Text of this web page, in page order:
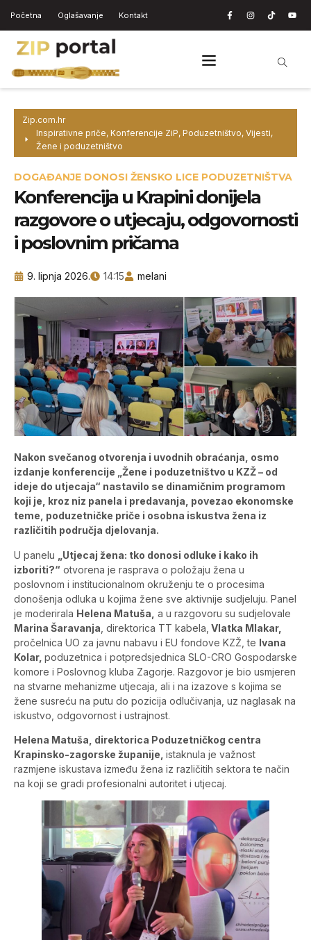
Početna Oglašavanje Kontakt
Zip.com.hr
Inspirativne priče, Konferencije ZiP, Poduzetništvo, Vijesti,
Žene i poduzetništvo
DOGAĐANJE DONOSI ŽENSKO LICE PODUZETNIŠTVA
Konferencija u Krapini donijela
razgovore o utjecaju, odgovornosti
i poslovnim pričama
9. lipnja 2026. 14:15 melani
Nakon svečanog otvorenja i uvodnih obraćanja, osmo
izdanje konferencije „Žene i poduzetništvo u KZŽ – od
ideje do utjecaja“ nastavilo se dinamičnim programom
koji je, kroz niz panela i predavanja, povezao ekonomske
teme, poduzetničke priče i osobna iskustva žena iz
različitih područja djelovanja.
U panelu
„Utjecaj žena: tko donosi odluke i kako ih
izboriti?“ otvorena je rasprava o položaju žena u
poslovnom i institucionalnom okruženju te o procesima
donošenja odluka u kojima žene sve aktivnije sudjeluju. Panel
je moderirala Helena Matuša, a u razgovoru su sudjelovale
Marina Šaravanja , direktorica TT kabela, Vlatka Mlakar,
pročelnica UO za javnu nabavu i EU fondove KZŽ, te Ivana
Kolar, poduzetnica i potpredsjednica SLO-CRO Gospodarske
komore i Poslovnog kluba Zagorje. Razgovor je bio usmjeren
na stvarne mehanizme utjecaja, ali i na izazove s kojima se
žene susreću na putu do pozicija odlučivanja, uz naglasak na
iskustvo, odgovornost i ustrajnost.
Helena Matuša, direktorica Poduzetničkog centra
Krapinsko-zagorske županije, istaknula je važnost
razmjene iskustava između žena iz različitih sektora te način
na koji se gradi profesionalni autoritet i utjecaj.